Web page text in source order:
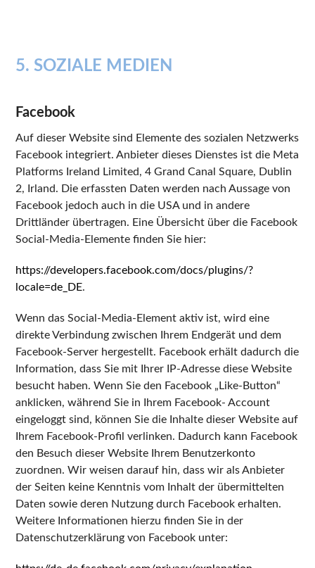
5. SOZIALE MEDIEN
Facebook
Auf dieser Website sind Elemente des sozialen Netzwerks
Facebook integriert. Anbieter dieses Dienstes ist die Meta
Platforms Ireland Limited, 4 Grand Canal Square, Dublin
2, Irland. Die erfassten Daten werden nach Aussage von
Facebook jedoch auch in die USA und in andere
Drittländer übertragen. Eine Übersicht über die Facebook
Social-Media-Elemente finden Sie hier:
https://developers.facebook.com/docs/plugins/?
locale=de_DE.
Wenn das Social-Media-Element aktiv ist, wird eine
direkte Verbindung zwischen Ihrem Endgerät und dem
Facebook-Server hergestellt. Facebook erhält dadurch die
Information, dass Sie mit Ihrer IP-Adresse diese Website
besucht haben. Wenn Sie den Facebook „Like-Button“
anklicken, während Sie in Ihrem Facebook- Account
eingeloggt sind, können Sie die Inhalte dieser Website auf
Ihrem Facebook-Profil verlinken. Dadurch kann Facebook
den Besuch dieser Website Ihrem Benutzerkonto
zuordnen. Wir weisen darauf hin, dass wir als Anbieter
der Seiten keine Kenntnis vom Inhalt der übermittelten
Daten sowie deren Nutzung durch Facebook erhalten.
Weitere Informationen hierzu finden Sie in der
Datenschutzerklärung von Facebook unter: